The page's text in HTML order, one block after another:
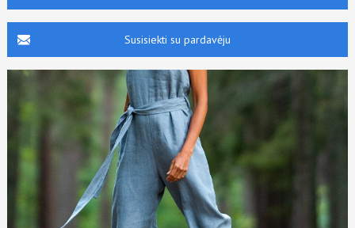
Susisiekti su pardavėju